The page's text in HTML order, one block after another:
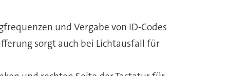
und Vergabe von ID-Codes
sorgt auch bei Lichtausfall für